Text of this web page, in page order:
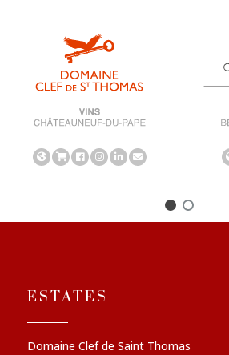
ESTATES
Domaine Clef de Saint Thomas